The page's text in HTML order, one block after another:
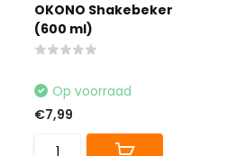
OKONO Shakebeker
(600 ml)
Op voorraad
€7,99